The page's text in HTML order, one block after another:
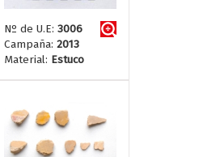
Nº de U.E: 3006
Campaña: 2013
Material: Estuco